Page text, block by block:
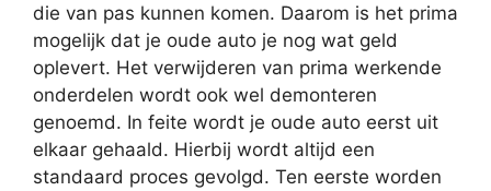
die van pas kunnen komen. Daarom is het prima
mogelijk dat je oude auto je nog wat geld
oplevert. Het verwijderen van prima werkende
onderdelen wordt ook wel demonteren
genoemd. In feite wordt je oude auto eerst uit
elkaar gehaald. Hierbij wordt altijd een
standaard proces gevolgd. Ten eerste worden